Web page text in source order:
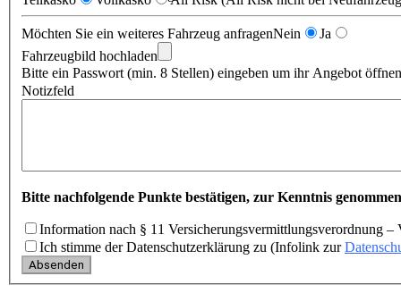
Möchten Sie ein weiteres Fahrzeug anfragenNein
Ja
Fahrzeugbild hochladen
Bitte ein Passwort (min. 8 Stellen) eingeben um ihr Angebot
Notizfeld
Bitte nachfolgende Punkte bestätigen, zur Kenntnis
Information nach § 11 Versicherungsvermittlungsverordnung
Ich stimme der Datenschutzerklärung zu (Infolink zur